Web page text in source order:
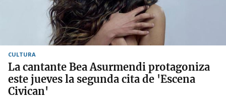
CULTURA
La cantante Bea Asurmendi protagoniza
este jueves la segunda cita de 'Escena
Civican'